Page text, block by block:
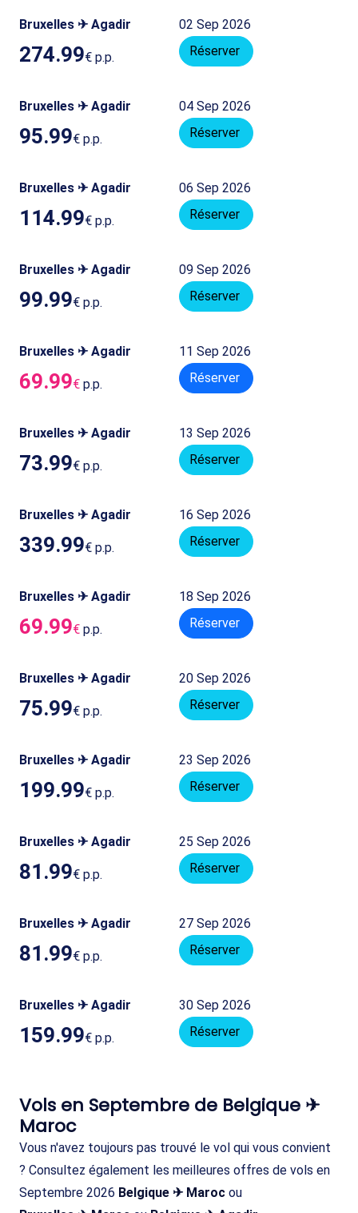
Bruxelles ✈ Agadir 02 Sep 2026
274.99€ p.p. Réserver
Bruxelles ✈ Agadir 04 Sep 2026
95.99€ p.p. Réserver
Bruxelles ✈ Agadir 06 Sep 2026
114.99€ p.p. Réserver
Bruxelles ✈ Agadir 09 Sep 2026
99.99€ p.p. Réserver
Bruxelles ✈ Agadir 11 Sep 2026
69.99€ p.p. Réserver
Bruxelles ✈ Agadir 13 Sep 2026
73.99€ p.p. Réserver
Bruxelles ✈ Agadir 16 Sep 2026
339.99€ p.p. Réserver
Bruxelles ✈ Agadir 18 Sep 2026
69.99€ p.p. Réserver
Bruxelles ✈ Agadir 20 Sep 2026
75.99€ p.p. Réserver
Bruxelles ✈ Agadir 23 Sep 2026
199.99€ p.p. Réserver
Bruxelles ✈ Agadir 25 Sep 2026
81.99€ p.p. Réserver
Bruxelles ✈ Agadir 27 Sep 2026
81.99€ p.p. Réserver
Bruxelles ✈ Agadir 30 Sep 2026
159.99€ p.p. Réserver
Vols en Septembre de Belgique ✈
Maroc
Vous n'avez toujours pas trouvé le vol qui vous convient
? Consultez également les meilleures offres de vols en
Septembre 2026 Belgique ✈ Maroc ou